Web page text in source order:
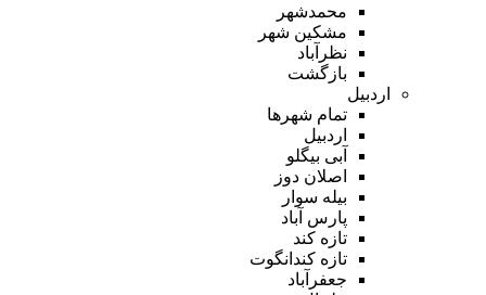
محمدشهر
مشکین شهر
نظرآباد
بازگشت
اردبیل
تمام شهر‌ها
اردبیل
آبی بیگلو
اصلان دوز
بیله سوار
پارس آباد
تازه کند
تازه کندانگوت
جعفرآباد